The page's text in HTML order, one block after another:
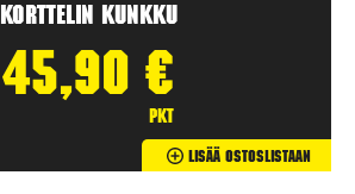
Korttelin kunkku
45,90 €
pkt
Lisää Ostoslistaan